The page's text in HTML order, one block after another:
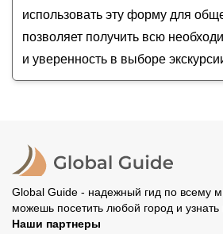
использовать эту форму для
позволяет получить всю
и уверенность в выборе
Global Guide - надежный гид по всему
можешь посетить любой город и узнать
Наши партнеры